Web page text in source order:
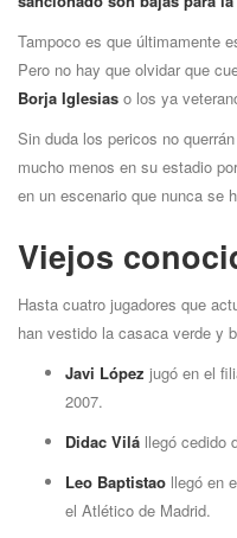
Tampoco es que últimamente
Pero no hay que olvidar que
Borja Iglesias o los ya
Sin duda los pericos no
mucho menos en su estadio
en un escenario que nunca se
Viejos
Hasta cuatro jugadores que
han vestido la casaca verde y
Javi López jugó en el
2007.
Didac Vilá llegó cedido
Leo Baptistao llegó en
el Atlético de Madrid.